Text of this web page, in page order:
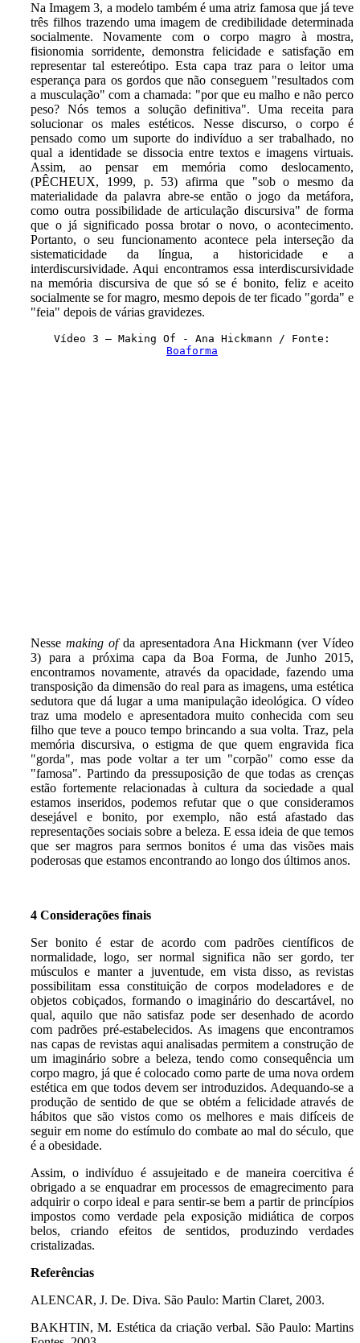
Na Imagem 3, a modelo também é uma atriz famosa que já teve
três filhos trazendo uma imagem de credibilidade determinada
socialmente. Novamente com o corpo magro à mostra,
fisionomia sorridente, demonstra felicidade e satisfação em
representar tal estereótipo. Esta capa traz para o leitor uma
esperança para os gordos que não conseguem "resultados com
a musculação" com a chamada: "por que eu malho e não perco
peso? Nós temos a solução definitiva". Uma receita para
solucionar os males estéticos. Nesse discurso, o corpo é
pensado como um suporte do indivíduo a ser trabalhado, no
qual a identidade se dissocia entre textos e imagens virtuais.
Assim, ao pensar em memória como deslocamento,
(PÊCHEUX, 1999, p. 53) afirma que "sob o mesmo da
materialidade da palavra abre-se então o jogo da metáfora,
como outra possibilidade de articulação discursiva" de forma
que o já significado possa brotar o novo, o acontecimento.
Portanto, o seu funcionamento acontece pela interseção da
sistematicidade da língua, a historicidade e a
interdiscursividade. Aqui encontramos essa interdiscursividade
na memória discursiva de que só se é bonito, feliz e aceito
socialmente se for magro, mesmo depois de ter ficado "gorda" e
"feia" depois de várias gravidezes.
Vídeo 3 – Making Of - Ana Hickmann / Fonte:
Boaforma
Nesse making ofda apresentadora Ana Hickmann (ver Vídeo
3) para a próxima capa da Boa Forma, de Junho 2015,
encontramos novamente, através da opacidade, fazendo uma
transposição da dimensão do real para as imagens, uma estética
sedutora que dá lugar a uma manipulação ideológica. O vídeo
traz uma modelo e apresentadora muito conhecida com seu
filho que teve a pouco tempo brincando a sua volta. Traz, pela
memória discursiva, o estigma de que quem engravida fica
"gorda", mas pode voltar a ter um "corpão" como esse da
"famosa". Partindo da pressuposição de que todas as crenças
estão fortemente relacionadas à cultura da sociedade a qual
estamos inseridos, podemos refutar que o que consideramos
desejável e bonito, por exemplo, não está afastado das
representações sociais sobre a beleza. E essa ideia de que temos
que ser magros para sermos bonitos é uma das visões mais
poderosas que estamos encontrando ao longo dos últimos anos.
4 Considerações finais
Ser bonito é estar de acordo com padrões científicos de
normalidade, logo, ser normal significa não ser gordo, ter
músculos e manter a juventude, em vista disso, as revistas
possibilitam essa constituição de corpos modeladores e de
objetos cobiçados, formando o imaginário do descartável, no
qual, aquilo que não satisfaz pode ser desenhado de acordo
com padrões pré-estabelecidos. As imagens que encontramos
nas capas de revistas aqui analisadas permitem a construção de
um imaginário sobre a beleza, tendo como consequência um
corpo magro, já que é colocado como parte de uma nova ordem
estética em que todos devem ser introduzidos. Adequando-se a
produção de sentido de que se obtém a felicidade através de
hábitos que são vistos como os melhores e mais difíceis de
seguir em nome do estímulo do combate ao mal do século, que
é a obesidade.
Assim, o indivíduo é assujeitado e de maneira coercitiva é
obrigado a se enquadrar em processos de emagrecimento para
adquirir o corpo ideal e para sentir-se bem a partir de princípios
impostos como verdade pela exposição midiática de corpos
belos, criando efeitos de sentidos, produzindo verdades
cristalizadas.
Referências
ALENCAR, J. De. Diva. São Paulo: Martin Claret, 2003.
BAKHTIN, M. Estética da criação verbal. São Paulo: Martins